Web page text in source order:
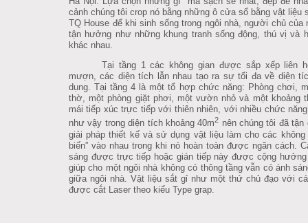
cảnh chúng tôi crop nó bằng những ô cửa sổ bằng vật liệu
TQ House để khi sinh sống trong ngôi nhà, người chủ của
tận hưởng như những khung tranh sống động, thú vị và
khác nhau.
Tại tầng 1 các không gian được sắp xếp liên
mượn, các diện tích lẫn nhau tạo ra sự tối đa về diện
dụng. Tại tầng 4 là một tổ hợp chức năng: Phòng chơi,
thờ, một phòng giặt phơi, một vườn nhỏ và một khoảng
mái tiếp xúc trực tiếp với thiên nhiên, với nhiều chức
như vậy trong diện tích khoảng 40m2 nên chúng tôi đã tận
giải pháp thiết kế và sử dụng vật liệu làm cho các không
biến” vào nhau trong khi nó hoàn toàn được ngăn cách.
sáng được trực tiếp hoặc gián tiếp này được cộng hưởng
giúp cho một ngôi nhà không có thông tầng vẫn có ánh
giữa ngôi nhà. Vật liệu sắt gỉ như một thứ chủ đạo với
được cắt Laser theo kiểu Type grap.